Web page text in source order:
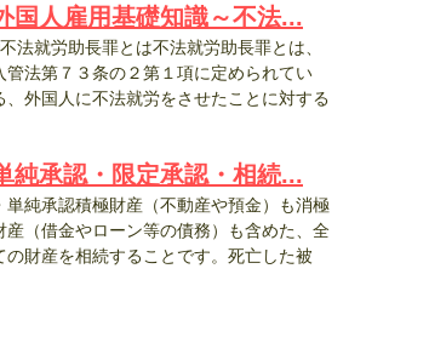
国人雇用基礎知識～不法...
法就労助長罪とは不法就労助長罪とは、
管法第７３条の２第１項に定められてい
、外国人に不法就労をさせたことに対する
純承認・限定承認・相続...
単純承認積極財産（不動産や預金）も消極
産（借金やローン等の債務）も含めた、全
の財産を相続することです。死亡した被